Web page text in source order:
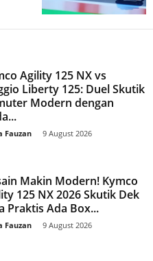
Agility 125 NX vs
Liberty 125: Duel Skutik
Modern dengan
Fauzan 9 August 2026
Makin Modern! Kymco
125 NX 2026 Skutik Dek
Praktis Ada Box...
Fauzan 9 August 2026